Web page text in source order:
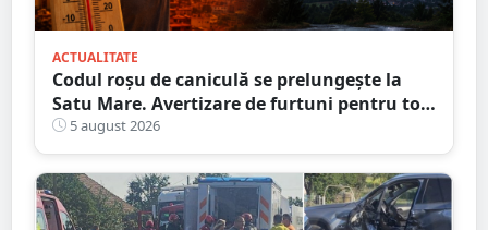
ACTUALITATE
Codul roșu de caniculă se prelungește la
Satu Mare. Avertizare de furtuni pentru tot
județul
5 august 2026